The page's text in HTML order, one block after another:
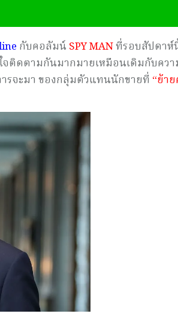
กับคอลัมน์ SPY MANที่รอบสัปดาห์
ติดตามกันมากมายเหมือนเดิมกับคว
ารจะมา ของกลุ่มตัวแทนนักขายที่ “ย้า